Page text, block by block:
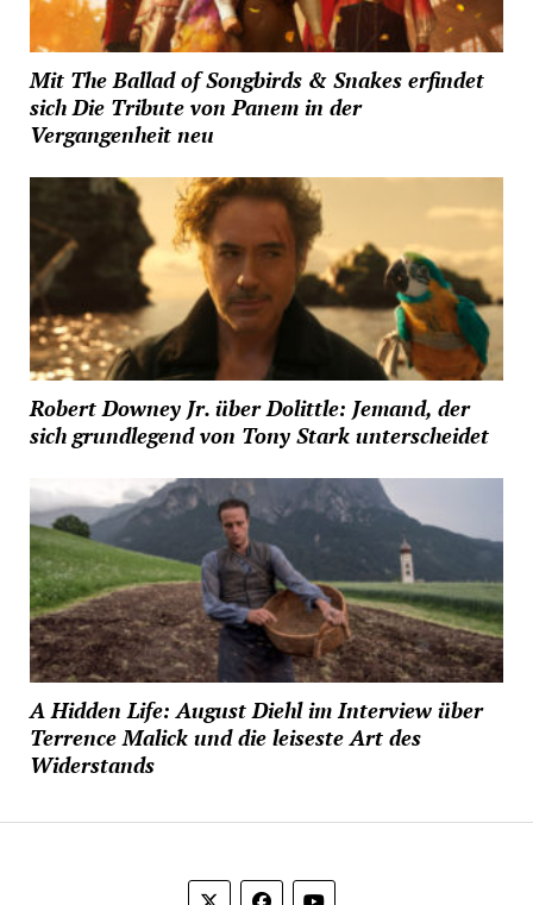
Mit The Ballad of Songbirds & Snakes erfindet
sich Die Tribute von Panem in der
Vergangenheit neu
Robert Downey Jr. über Dolittle: Jemand, der
sich grundlegend von Tony Stark unterscheidet
A Hidden Life: August Diehl im Interview über
Terrence Malick und die leiseste Art des
Widerstands